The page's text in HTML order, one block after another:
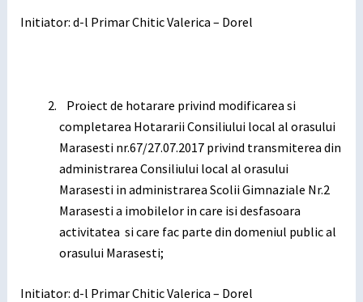
Initiator: d-l Primar Chitic Valerica – Dorel
Proiect de hotarare privind modificarea si
completarea Hotararii Consiliului local al orasului
Marasesti nr.67/27.07.2017 privind transmiterea din
administrarea Consiliului local al orasului
Marasesti in administrarea Scolii Gimnaziale Nr.2
Marasesti a imobilelor in care isi desfasoara
activitatea si care fac parte din domeniul public al
orasului Marasesti;
Initiator: d-l Primar Chitic Valerica – Dorel